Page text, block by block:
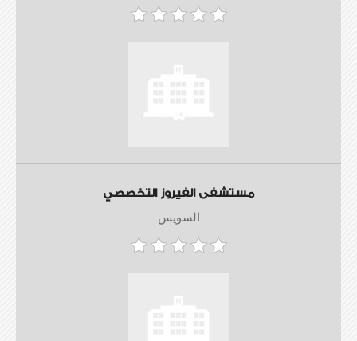
مستشفى الفيروز التخصصي
السويس